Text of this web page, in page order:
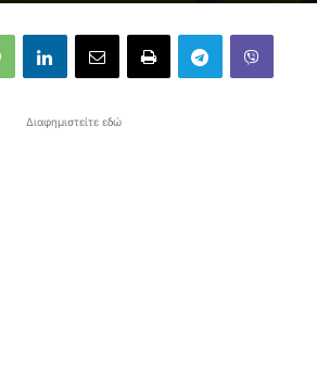
Διαφημιστείτε εδώ